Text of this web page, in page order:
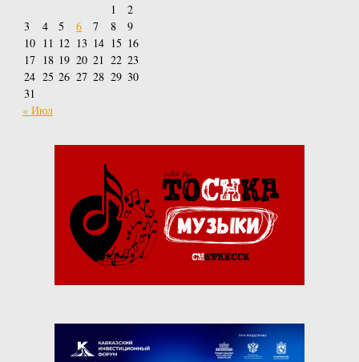
1
2
3
4 5 6 7 8
9
10 11 12 13 14 15 16
17 18 19 20 21 22 23
24 25 26 27 28 29 30
31
« Июл